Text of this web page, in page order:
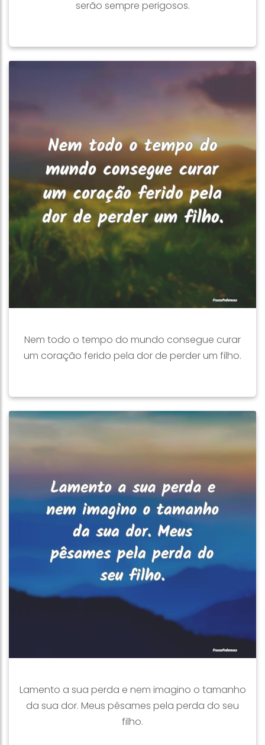
serão sempre perigosos.
Nem todo o tempo do mundo consegue curar
um coração ferido pela dor de perder um filho.
Lamento a sua perda e nem imagino o tamanho
da sua dor. Meus pêsames pela perda do seu
filho.